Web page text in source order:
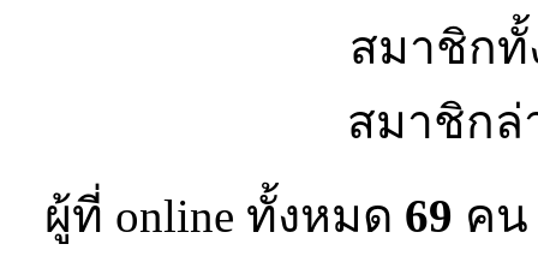
สมาชิก
สมาชิก
ผู้ที่ online ทั้งหมด 69 คน